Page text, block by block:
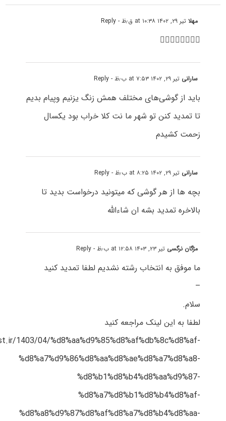
مهلاتیر ۲۹, ۱۴۰۲ at ۱۰:۳۸ ق٫ظ - Reply
👍🏻👍🏻👍🏻👍🏻
سارانی تیر ۲۹, ۱۴۰۲ at ۷:۵۳ ب٫ظ - Reply
باید از گوشی‌های مختلف همش زنگ یزنیم وپیام بدیم
تا تمدید کنن تو شهر ما نت کلا خراب بود یکسال
زحمت کشیدم
سارانی تیر ۲۹, ۱۴۰۲ at ۸:۲۵ ب٫ظ - Reply
بچه ها از هر گوشی که میتونید درخواست بدید تا
بالاخره تمدید بشه ان شاءالله
مژگان نرگسی تیر ۲۳, ۱۴۰۳ at ۱۲:۵۸ ب٫ظ - Reply
ما موفق به انتخاب رشته نشدیم لطفا تمدید کنید
–
سلام.
لطفا به این لینک مراجعه کنید
1403/04/%d8%aa%d9%85%d8%af%db%8c%d8%af-
%d8%a7%d9%86%d8%aa%d8%ae%d8%a7%d8%a8-
%d8%b1%d8%b4%d8%aa%d9%87-
%d8%a7%d8%b1%d8%b4%d8%af-
%d8%a8%d9%87%d8%af%d8%a7%d8%b4%d8%aa-